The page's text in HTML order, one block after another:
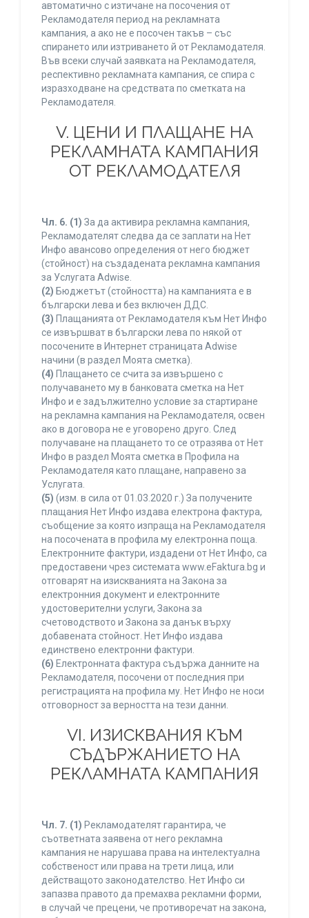
автоматично с изтичане на посочения от
Рекламодателя период на рекламната
кампания, а ако не е посочен такъв – със
спирането или изтриването й от Рекламодателя.
Във всеки случай заявката на Рекламодателя,
респективно рекламната кампания, се спира с
изразходване на средствата по сметката на
Рекламодателя.
V. ЦЕНИ И ПЛАЩАНЕ НА
РЕКЛАМНАТА КАМПАНИЯ
ОТ РЕКЛАМОДАТЕЛЯ
Чл. 6. (1) За да активира рекламна кампания,
Рекламодателят следва да се заплати на Нет
Инфо авансово определения от него бюджет
(стойност) на създадената рекламна кампания
за Услугата Adwise.
(2) Бюджетът (стойността) на кампанията е в
български лева и без включен ДДС.
(3) Плащанията от Рекламодателя към Нет Инфо
се извършват в български лева по някой от
посочените в Интернет страницата Adwise
начини (в раздел Моята сметка).
(4) Плащането се счита за извършено с
получаването му в банковата сметка на Нет
Инфо и е задължително условие за стартиране
на рекламна кампания на Рекламодателя, освен
ако в договора не е уговорено друго. След
получаване на плащането то се отразява от Нет
Инфо в раздел Моята сметка в Профила на
Рекламодателя като плащане, направено за
Услугата.
(5) (изм. в сила от 01.03.2020 г.) За получените
плащания Нет Инфо издава електрона фактура,
съобщение за която изпраща на Рекламодателя
на посочената в профила му електронна поща.
Електронните фактури, издадени от Нет Инфо, са
предоставени чрез системата www.eFaktura.bg и
отговарят на изискванията на Закона за
електронния документ и електронните
удостоверителни услуги, Закона за
счетоводството и Закона за данък върху
добавената стойност. Нет Инфо издава
единствено електронни фактури.
(6) Електронната фактура съдържа данните на
Рекламодателя, посочени от последния при
регистрацията на профила му. Нет Инфо не носи
отговорност за верността на тези данни.
VI. ИЗИСКВАНИЯ КЪМ
СЪДЪРЖАНИЕТО НА
РЕКЛАМНАТА КАМПАНИЯ
Чл. 7. (1) Рекламодателят гарантира, че
съответната заявена от него рекламна
кампания не нарушава права на интелектуална
собственост или права на трети лица, или
действащото законодателство. Нет Инфо си
запазва правото да премахва рекламни форми,
в случай че прецени, че противоречат на закона,